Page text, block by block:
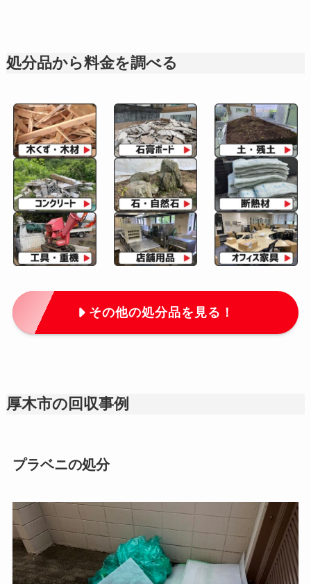
処分品から料金を調べる
その他の処分品を見る！
厚木市の回収事例
プラベニの処分